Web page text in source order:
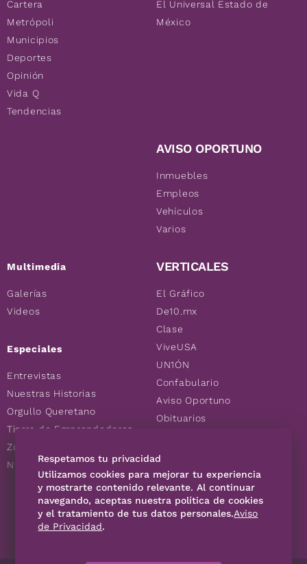
Cartera
Metrópoli
Municipios
Deportes
Opinión
Vida Q
Tendencias
Multimedia
Galerías
Videos
Especiales
Entrevistas
Nuestras Historias
Orgullo Queretano
Tierra de Emprendedores
Zoociales
Nuevos Queretanos
El Universal Estado de
México
AVISO OPORTUNO
Inmuebles
Empleos
Vehículos
Varios
VERTICALES
El Gráfico
De10.mx
Clase
ViveUSA
UN1ÓN
Confabulario
Aviso Oportuno
Obituarios
Consultas
SÍGUENOS
Respetamos tu privacidad
Utilizamos cookies para mejorar tu experiencia
y mostrarte contenido relevante. Al continuar
navegando, aceptas nuestra política de cookies
y el tratamiento de tus datos personales.Aviso
de Privacidad.